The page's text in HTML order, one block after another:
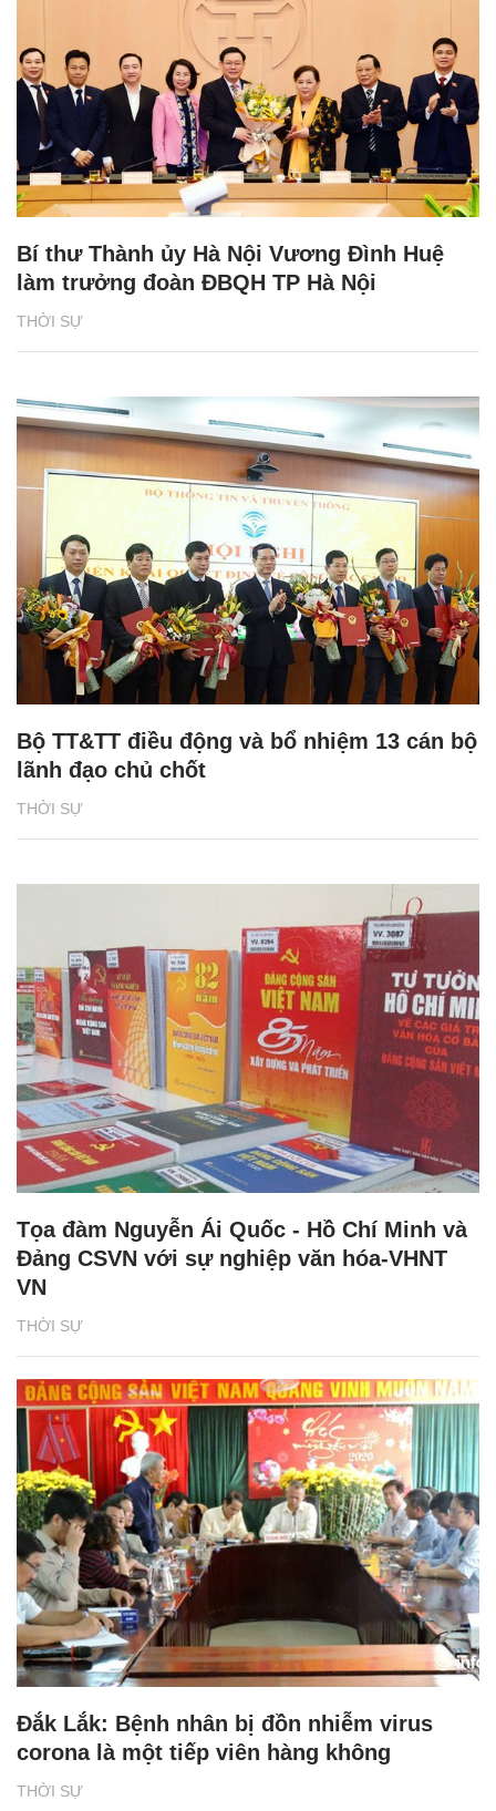
THỜI SỰ
Bí thư Thành ủy Hà Nội Vương Đình Huệ
làm trưởng đoàn ĐBQH TP Hà Nội
THỜI SỰ
Bộ TT&TT điều động và bổ nhiệm 13 cán bộ
lãnh đạo chủ chốt
THỜI SỰ
Tọa đàm Nguyễn Ái Quốc - Hồ Chí Minh và
Đảng CSVN với sự nghiệp văn hóa-VHNT
VN
THỜI SỰ
Đắk Lắk: Bệnh nhân bị đồn nhiễm virus
corona là một tiếp viên hàng không